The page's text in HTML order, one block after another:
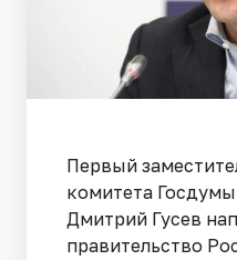
Первый
комитета
Дмитрий Гусев
правительство